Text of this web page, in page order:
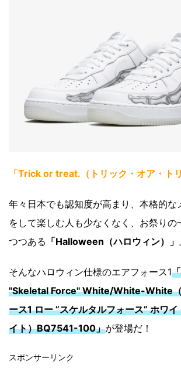
「Trick or treat.（トリック・オア・ト
年々日本でも認知度が高まり、本格的な
をして楽しむ人も少なくなく、お祭りの
つつある 「Halloween（ハロウィン）」
そんなハロウィン仕様のエアフォース1
"Skeletal Force" White/White-White（
ース1 ロー ”スケルタルフォース” ホワ
イト）BQ7541-100」が登場だ！
スポンサーリンク